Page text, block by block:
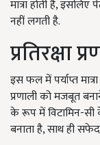
मात्रा होती है,
नहीं लगती है.
प्रतिरक्षा
इस फल में पर्याप्त
प्रणाली को मजबूत
के रूप में विटामिन-सी
बनाता है, साथ ही